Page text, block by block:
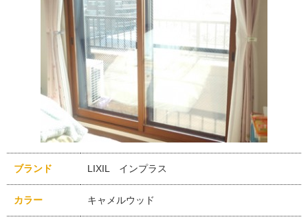
ブランド LIXIL インプラス
カラー キャメルウッド